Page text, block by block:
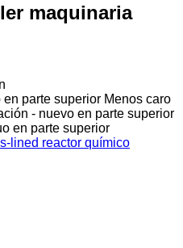
maquinaria
en parte superior Menos caro
- nuevo en parte superior
en parte superior